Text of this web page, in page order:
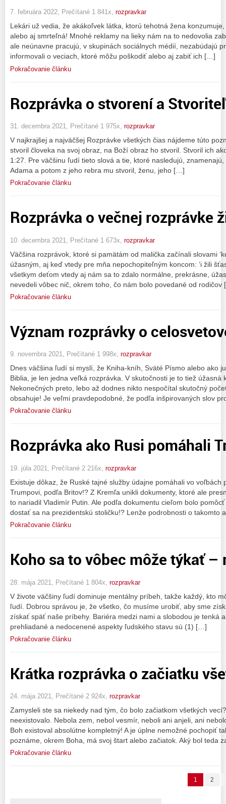
7. februára 2022, Prečítané 1 841x, rozpravkar
Lekári už vedia, že akákoľvek látka, ktorú tehotná žena
alebo aj smrteľná! Mnohé reklamy na lieky nám na to nedovolia
ale neúnavne pracujú, v skupinách sociálnych médií, nezabúdajú
informovali o veciach, ktoré môžu poškodiť alebo aj zabiť ich […]
Pokračovanie článku
Rozprávka o stvorení a
31. decembra 2021, Prečítané 1 975x, rozpravkar
V najkrajšej a najväčšej Rozprávke všetkých čias nájdeme túto
stvoril človeka na svoj obraz, na Boží obraz ho stvoril. Stvoril ich
1:27. Pre väčšinu ľudí tieto slová a tie, ktoré nasledujú,
Adama a potom z jeho rebra mu stvoril, ženu, jeho […]
Pokračovanie článku
Rozprávka o večnej rozprávke
10. decembra 2021, Prečítané 1 673x, rozpravkar
Väčšina rozprávok, ktoré si pamätám od malička začínali slovami
úžasným, aj keď vtedy pre mňa nepochopiteľným koncom: ‘i žili
všetkym deťom vtedy aj nám sa to zdalo normálne, prekrásne,
nevedeli vôbec nič, okrem toho, čo nám bolo povedané od
Pokračovanie článku
Význam rozprávky o
9. novembra 2021, Prečítané 1 998x, rozpravkar
Dnes väčšina ľudí si myslí, že Kniha-kníh, Sväté Písmo alebo ako
Biblia, je len jedna veľká rozprávka. V skutočnosti je to tiež úžasná
Nekonečných preto, lebo až dodnes nikto nespočítal skutočný
obsahuje! Je veľmi pravdepodobné, že podľa inšpirovaných slov
Pokračovanie článku
Rozprávka ako Rusi pomáhali
19. júla 2021, Prečítané 2 216x, rozpravkar
Existuje dôkaz, že Ruské tajné služby údajne pomáhali vo voľbách
Trumpovi, podľa Britov!? Z Kremľa unikli dokumenty, ktoré ale
to nariadil Vladimír Putin. Ale podľa dokumentu cieľom bolo
dostať sa na prezidentskú stoličku!? Lenže podrobnosti o takomto
Pokračovanie článku
Koho sa to vôbec môže týkať –
28. mája 2021, Prečítané 1 804x, rozpravkar
V živote väčšiny ľudí dominuje mentálny príbeh, takže každý, kto
ľudí. Dobrou správou je, že všetko, čo musíme urobiť, aby sme
získať späť naše príbehy. Bariéra medzi nami a slobodou je tenká
prehliadané a nedocenené aspekty ľudského stavu sú (1) […]
Pokračovanie článku
Krátka rozprávka o začiatku
24. mája 2021, Prečítané 2 924x, rozpravkar
Zamysleli ste sa niekedy nad tým, čo bolo začiatkom všetkých
neexistovalo. Nebola zem, nebol vesmír, neboli ani anjeli, ani
Boh existoval absolútne kompletný! A je úplne nemožné pochopiť
poznáme, okrem Boha, má svoj štart alebo začiatok. Aký bol teda
Pokračovanie článku
1 2